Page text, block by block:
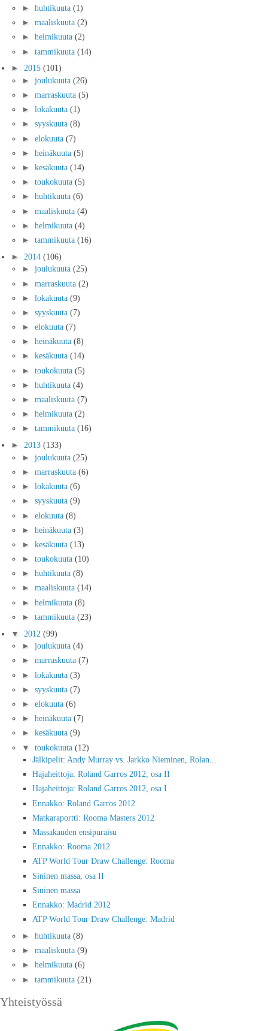
► huhtikuuta (1)
► maaliskuuta (2)
► helmikuuta (2)
► tammikuuta (14)
► 2015 (101)
► joulukuuta (26)
► marraskuuta (5)
► lokakuuta (1)
► syyskuuta (8)
► elokuuta (7)
► heinäkuuta (5)
► kesäkuuta (14)
► toukokuuta (5)
► huhtikuuta (6)
► maaliskuuta (4)
► helmikuuta (4)
► tammikuuta (16)
► 2014 (106)
► joulukuuta (25)
► marraskuuta (2)
► lokakuuta (9)
► syyskuuta (7)
► elokuuta (7)
► heinäkuuta (8)
► kesäkuuta (14)
► toukokuuta (5)
► huhtikuuta (4)
► maaliskuuta (7)
► helmikuuta (2)
► tammikuuta (16)
► 2013 (133)
► joulukuuta (25)
► marraskuuta (6)
► lokakuuta (6)
► syyskuuta (9)
► elokuuta (8)
► heinäkuuta (3)
► kesäkuuta (13)
► toukokuuta (10)
► huhtikuuta (8)
► maaliskuuta (14)
► helmikuuta (8)
► tammikuuta (23)
▼ 2012 (99)
► joulukuuta (4)
► marraskuuta (7)
► lokakuuta (3)
► syyskuuta (7)
► elokuuta (6)
► heinäkuuta (7)
► kesäkuuta (9)
▼ toukokuuta (12)
Jälkipelit: Andy Murray vs. Jarkko Nieminen, Rolan...
Hajaheittoja: Roland Garros 2012, osa II
Hajaheittoja: Roland Garros 2012, osa I
Ennakko: Roland Garros 2012
Matkaraportti: Rooma Masters 2012
Massakauden ensipuraisu
Ennakko: Rooma 2012
ATP World Tour Draw Challenge: Rooma
Sininen massa, osa II
Sininen massa
Ennakko: Madrid 2012
ATP World Tour Draw Challenge: Madrid
► huhtikuuta (8)
► maaliskuuta (9)
► helmikuuta (6)
► tammikuuta (21)
Yhteistyössä